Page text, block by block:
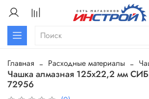
Главная Расходные материалы
Чашка алмазная 125х22,2 мм
72956